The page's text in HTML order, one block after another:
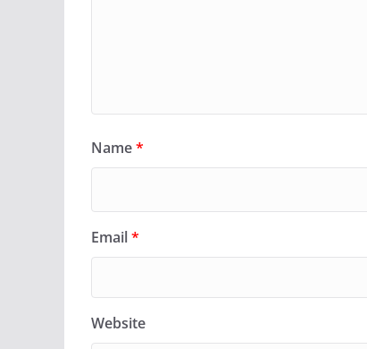
Name*
Email*
Website